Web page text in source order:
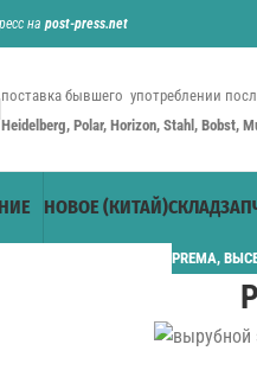
на post-press.net
поставка бывшего употреблении
Heidelberg, Polar, Horizon, Stahl, Bobst,
НОВОЕ (КИТАЙ)СКЛАД
PREMA,